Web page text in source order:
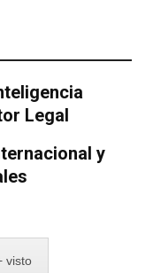
Legal
y
visto